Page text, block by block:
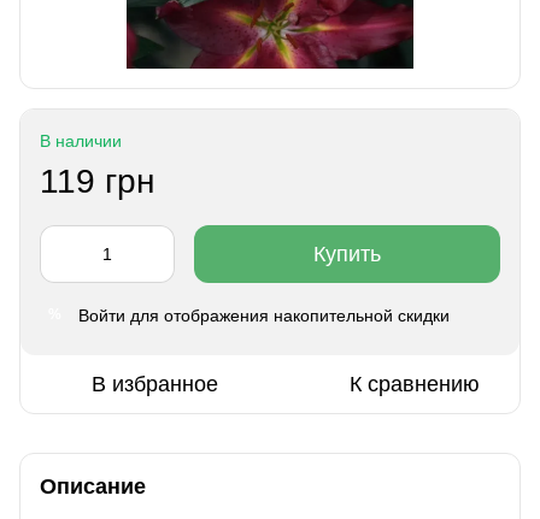
В наличии
119 грн
Купить
Войти для отображения накопительной скидки
В избранное К сравнению
Описание